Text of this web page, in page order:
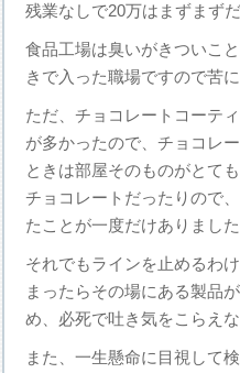
残業なしで20万はまずまず
食品工場は臭いがきついこ
きで入った職場ですので苦
ただ、チョコレートコーテ
が多かったので、チョコレ
ときは部屋そのものがとて
チョコレートだったりので
たことが一度だけありました
それでもラインを止めるわ
まったらその場にある製品
め、必死で吐き気をこらえ
また、一生懸命に目視して